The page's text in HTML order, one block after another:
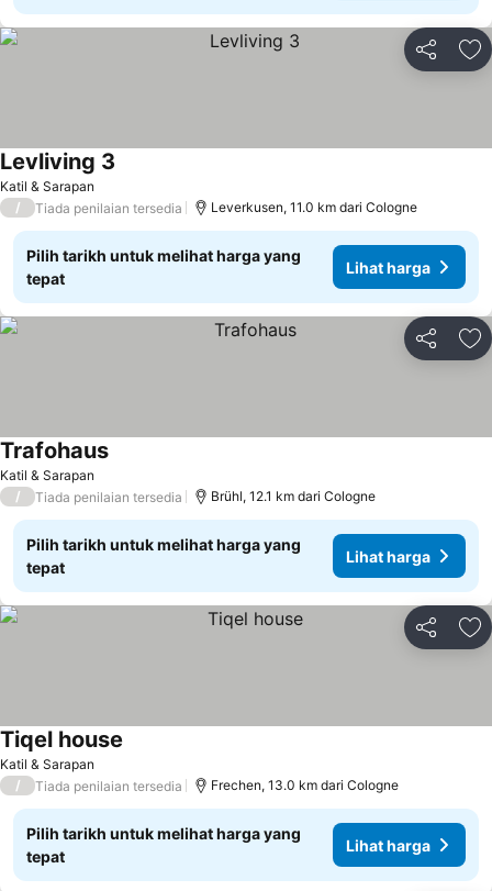
Kongsi
Katil & Sarapan
Levliving 3
/ Tiada penilaian tersedia Leverkusen, 11.0 km dari Cologne
Pilih tarikh untuk melihat harga yang
tepat
Lihat harga
Kongsi
Katil & Sarapan
Trafohaus
/ Tiada penilaian tersedia Brühl, 12.1 km dari Cologne
Pilih tarikh untuk melihat harga yang
tepat
Lihat harga
Kongsi
Katil & Sarapan
Tiqel house
/ Tiada penilaian tersedia Frechen, 13.0 km dari Cologne
Pilih tarikh untuk melihat harga yang
tepat
Lihat harga